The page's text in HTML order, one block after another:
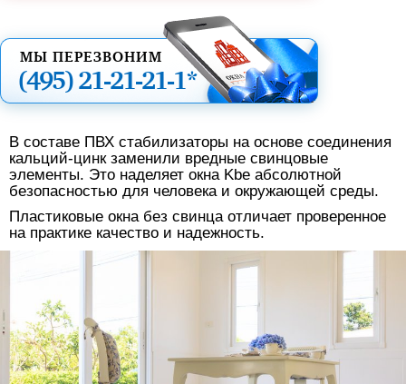
МЫ ПЕРЕЗВОНИМ
(495)21-21-21-1*
В составе ПВХ стабилизаторы на основе соединения
кальций-цинк заменили вредные свинцовые
элементы. Это наделяет окна Kbe абсолютной
безопасностью для человека и окружающей среды.
Пластиковые окна без свинца отличает проверенное
на практике качество и надежность.